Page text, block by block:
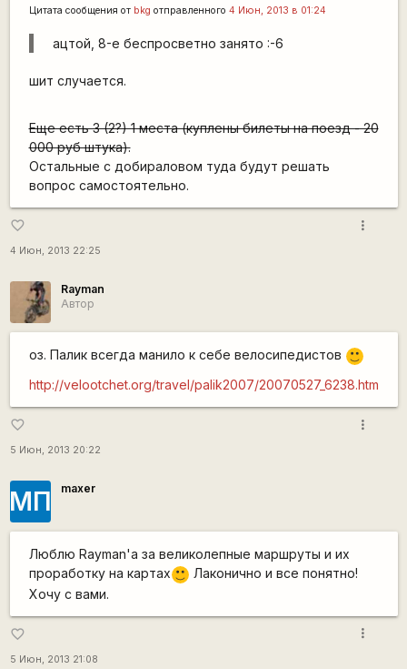
Цитата сообщения от bkg отправленного 4 Июн, 2013 в 01:24
ацтой, 8-е беспросветно занято :-6
шит случается.
Еще есть 3 (2?) 1 места (куплены билеты на поезд - 20
000 руб штука).
Остальные с добираловом туда будут решать
вопрос самостоятельно.
favorite_border
4 Июн, 2013 22:25
more_vert
Rаyman
Автор
оз. Палик всегда манило к себе велосипедистов
:)
http://velootchet.org/travel/palik2007/20070527_6238.htm
favorite_border
5 Июн, 2013 20:22
more_vert
МП maxer
Люблю Rayman'a за великолепные маршруты и их
проработку на картах :)
Лаконично и все понятно!
Хочу с вами.
favorite_border
5 Июн, 2013 21:08
more_vert